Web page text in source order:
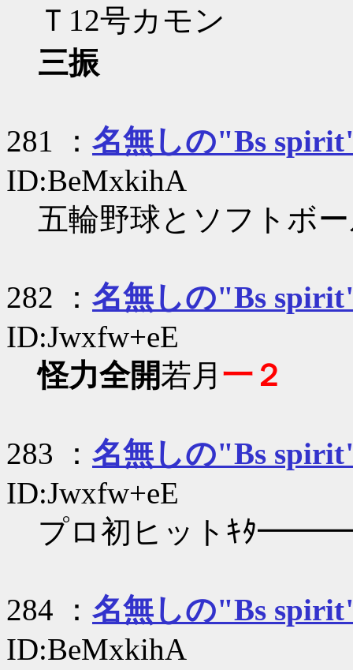
Ｔ12号カモン
三振
281 ： 名無しの"Bs
ID:BeMxkihA
五輪野球とソフトボ
282 ： 名無しの"Bs
ID:Jwxfw+eE
怪力全開若月 一２
283 ： 名無しの"Bs
ID:Jwxfw+eE
プロ初ヒットｷﾀ
284 ： 名無しの"Bs
ID:BeMxkihA